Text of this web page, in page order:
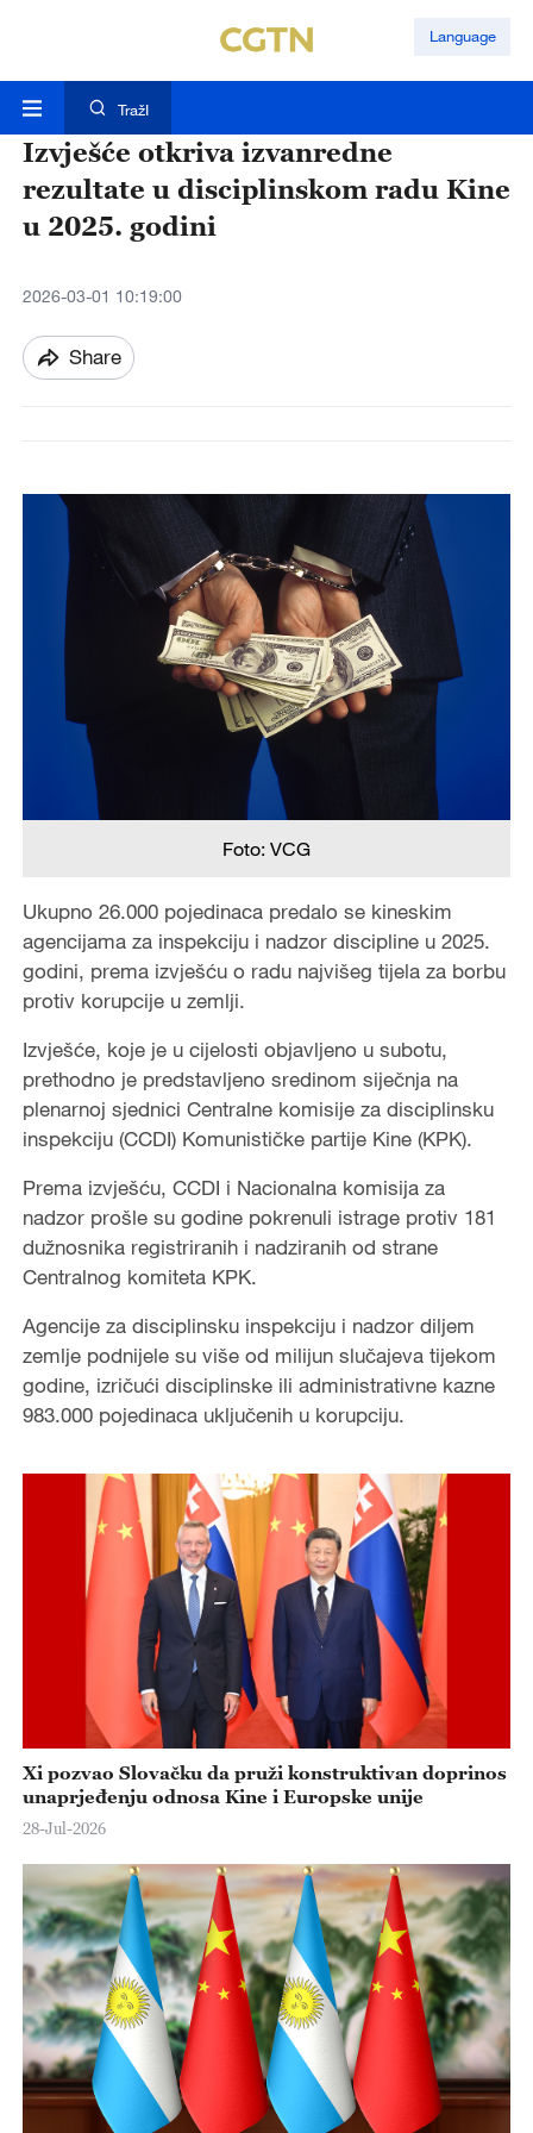
Language
TražI
Izvješće otkriva izvanredne
rezultate u disciplinskom radu Kine
u 2025. godini
2026-03-01 10:19:00
Share
Foto: VCG
Ukupno 26.000 pojedinaca predalo se kineskim
agencijama za inspekciju i nadzor discipline u 2025.
godini, prema izvješću o radu najvišeg tijela za borbu
protiv korupcije u zemlji.
Izvješće, koje je u cijelosti objavljeno u subotu,
prethodno je predstavljeno sredinom siječnja na
plenarnoj sjednici Centralne komisije za disciplinsku
inspekciju (CCDI) Komunističke partije Kine (KPK).
Prema izvješću, CCDI i Nacionalna komisija za
nadzor prošle su godine pokrenuli istrage protiv 181
dužnosnika registriranih i nadziranih od strane
Centralnog komiteta KPK.
Agencije za disciplinsku inspekciju i nadzor diljem
zemlje podnijele su više od milijun slučajeva tijekom
godine, izričući disciplinske ili administrativne kazne
983.000 pojedinaca uključenih u korupciju.
Xi pozvao Slovačku da pruži konstruktivan doprinos
unaprjeđenju odnosa Kine i Europske unije
28-Jul-2026